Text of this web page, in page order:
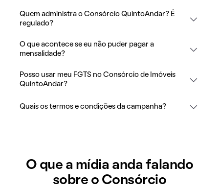
Quem administra o Consórcio QuintoAndar? É
regulado?
O que acontece se eu não puder pagar a
mensalidade?
Posso usar meu FGTS no Consórcio de Imóveis
QuintoAndar?
Quais os termos e condições da campanha?
O que a mídia anda falando
sobre o Consórcio